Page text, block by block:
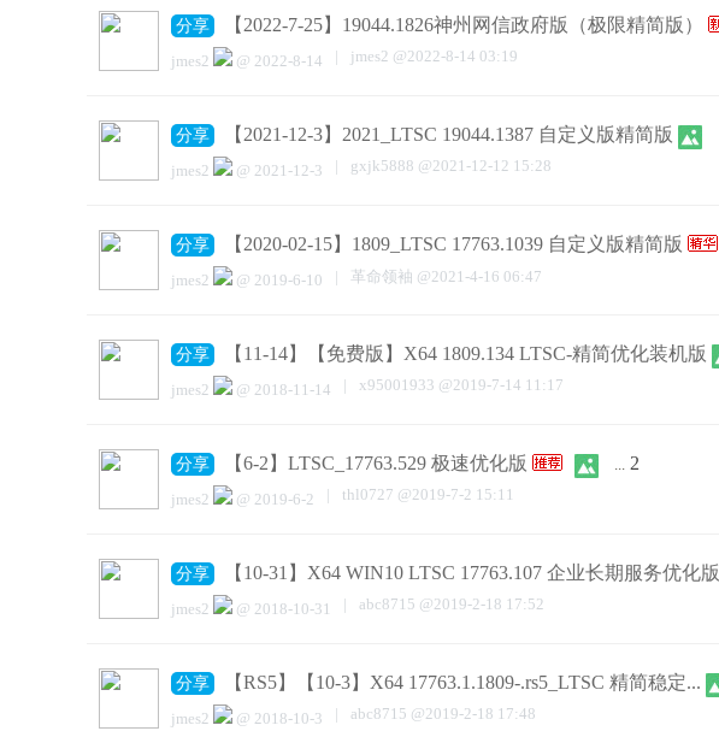
分享 【2022-7-25】19044.1826神州网信政府版（极限精简版）
jmes2 @ 2022-8-14 | jmes2 @2022-8-14 03:19
分享 【2021-12-3】2021_LTSC 19044.1387 自定义版精简版
jmes2 @ 2021-12-3 | gxjk5888 @2021-12-12 15:28
分享 【2020-02-15】1809_LTSC 17763.1039 自定义版精简版
jmes2 @ 2019-6-10 | 革命领袖 @2021-4-16 06:47
分享 【11-14】【免费版】X64 1809.134 LTSC-精简优化装机版
jmes2 @ 2018-11-14 | x95001933 @2019-7-14 11:17
分享 【6-2】LTSC_17763.529 极速优化版 2
jmes2 @ 2019-6-2 | thl0727 @2019-7-2 15:11
分享 【10-31】X64 WIN10 LTSC 17763.107 企业长期服务优化版
jmes2 @ 2018-10-31 | abc8715 @2019-2-18 17:52
分享 【RS5】【10-3】X64 17763.1.1809-.rs5_LTSC 精简稳定...
jmes2 @ 2018-10-3 | abc8715 @2019-2-18 17:48